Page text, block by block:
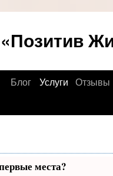
Блог Услуги Отзывы
места?